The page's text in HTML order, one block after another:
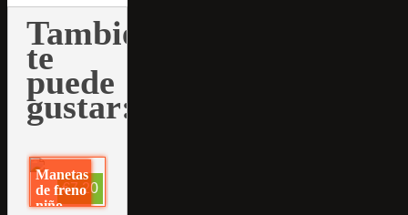
También
te
puede
gustar:
Manetas
de freno
niño
€7,20